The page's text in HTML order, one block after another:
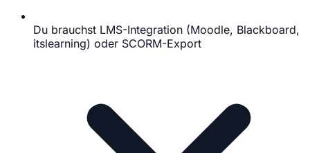
Du brauchst LMS-Integration (Moodle, Blackboard,
itslearning) oder SCORM-Export